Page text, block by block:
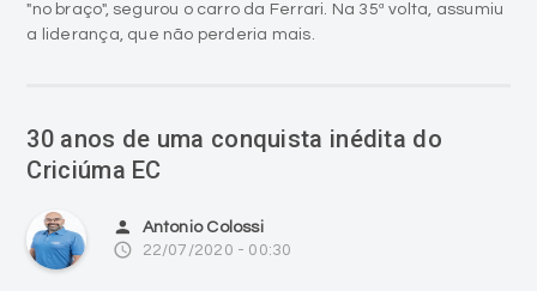
person Antonio Colossi
access_time 22/07/2020 - 00:30
Há 30 anos, em 22 de julho de 1990, o Criciúma conquistava
um título inédito para a sua história: o de bicampeão